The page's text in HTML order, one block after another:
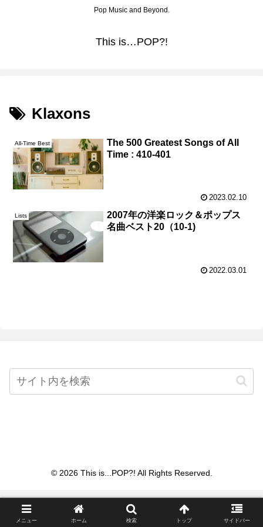
Pop Music and Beyond.
This is…POP?!
Klaxons
All-Time Best
The 500 Greatest Songs of All
Time : 410-401
2023.02.10
Lists
2007年の洋楽ロック＆ポップス
名曲ベスト20（10-1)
2022.03.01
© 2026 This is...POP?! All Rights Reserved.
メニュー ホーム 検索 トップ サイドバー